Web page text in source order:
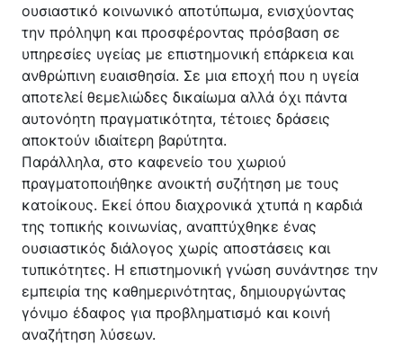
ουσιαστικό κοινωνικό αποτύπωμα, ενισχύοντας
την πρόληψη και προσφέροντας πρόσβαση σε
υπηρεσίες υγείας με επιστημονική επάρκεια και
ανθρώπινη ευαισθησία. Σε μια εποχή που η υγεία
αποτελεί θεμελιώδες δικαίωμα αλλά όχι πάντα
αυτονόητη πραγματικότητα, τέτοιες δράσεις
αποκτούν ιδιαίτερη βαρύτητα.
Παράλληλα, στο καφενείο του χωριού
πραγματοποιήθηκε ανοικτή συζήτηση με τους
κατοίκους. Εκεί όπου διαχρονικά χτυπά η καρδιά
της τοπικής κοινωνίας, αναπτύχθηκε ένας
ουσιαστικός διάλογος χωρίς αποστάσεις και
τυπικότητες. Η επιστημονική γνώση συνάντησε την
εμπειρία της καθημερινότητας, δημιουργώντας
γόνιμο έδαφος για προβληματισμό και κοινή
αναζήτηση λύσεων.